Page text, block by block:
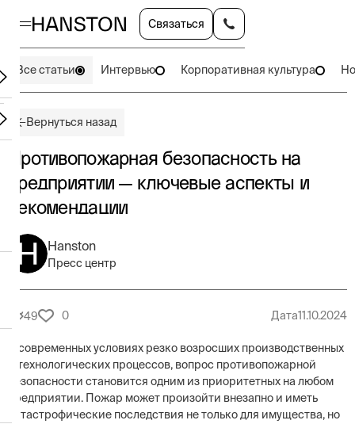
Связаться
Все статьи Интервью Корпоративная культура
Вернуться назад
Противопожарная безопасность на
предприятии — ключевые аспекты и
рекомендации
Hanston
Пресс центр
49 0 Дата11.10.2024
В современных условиях резко возросших производственных
и технологических процессов, вопрос противопожарной
безопасности становится одним из приоритетных на любом
предприятии. Пожар может произойти внезапно и иметь
катастрофические последствия не только для имущества, но